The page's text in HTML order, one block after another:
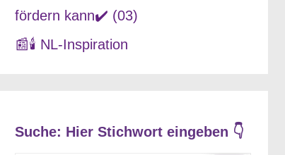
fördern kann✔️ (03)
📰🕯️ NL-Inspiration
Suche: Hier Stichwort eingeben 👇